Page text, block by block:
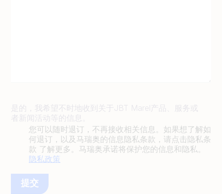
是的，我希望不时地收到关于JBT Marel产品、服务或
者新闻活动等的信息。
您可以随时退订，不再接收相关信息。如果想了解如
何退订，以及马瑞奥的信息隐私条款，请点击隐私条
款 了解更多。马瑞奥承诺将保护您的信息和隐私。
隐私政策